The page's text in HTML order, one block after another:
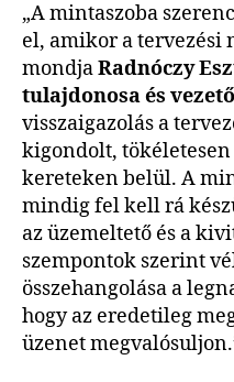
„A mintaszoba
el, amikor a tervezési
mondjaRadnóczy
tulajdonosa és
visszaigazolás a
kigondolt,
kereteken belül. A
mindig fel kell rá
az üzemeltető és a
szempontok szerint
összehangolása a
hogy az eredetileg
üzenet